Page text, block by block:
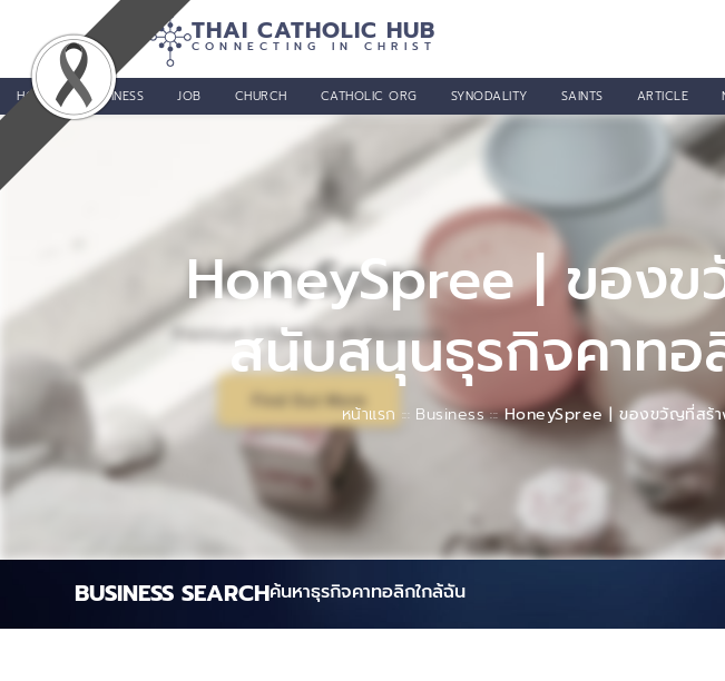
THAI CATHOLIC HUB
CONNECTING IN CHRIST
HOME BUSINESS JOB CHURCH CATHOLIC ORG SYNODALITY SAINTS ARTICLE
HoneySpree | ของข
สนับสนุนธุรกิจคาท
หน้าแรก ::: Business ::: HoneySpree | ของขวัญที่สร้า
BUSINESS SEARCHค้นหาธุรกิจคาทอลิกใกล้ฉัน